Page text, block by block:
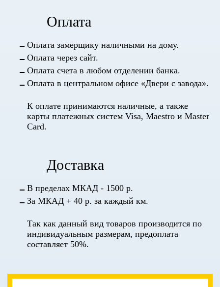
Оплата
Оплата замерщику наличными на дому.
Оплата через сайт.
Оплата счета в любом отделении банка.
Оплата в центральном офисе «Двери с завода».
К оплате принимаются наличные, а также
карты платежных систем Visa, Maestro и Master
Card.
Доставка
В пределах МКАД - 1500 р.
За МКАД + 40 р. за каждый км.
Так как данный вид товаров производится по
индивидуальным размерам, предоплата
составляет 50%.